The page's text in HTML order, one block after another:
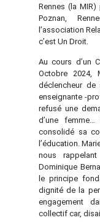
Rennes (la
Poznan,
l’association
c’est Un Droit.
Au cours d’un
Octobre 2024,
déclencheur de
enseignante -
refusé une
d’une
consolidé sa
l’éducation.
nous
Dominique
le principe
dignité de la
engagement
collectif car,